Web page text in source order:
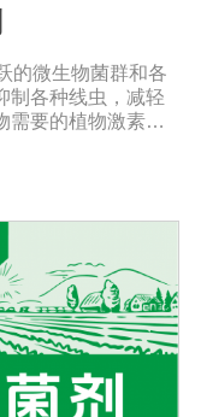
的微生物菌群和各
制各种线虫，减轻
需要的植物激素、
物质，间接达到促
用微生物自身的
菌等具有杀灭作用
速、高效杀灭线虫
防和控制多种作物
的危害。2、抑制各
根部微生态环境，
根部受损细胞，快
的危害导致的烂